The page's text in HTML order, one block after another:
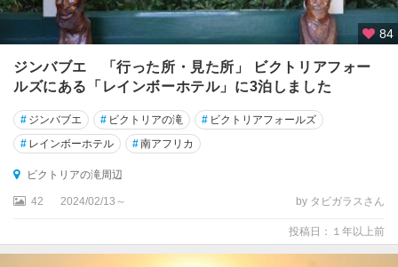
84
ジンバブエ 「行った所・見た所」 ビクトリアフォー
ルズにある「レインボーホテル」に3泊しました
# ジンバブエ # ビクトリアの滝 # ビクトリアフォールズ
# レインボーホテル #南アフリカ
ビクトリアの滝周辺
42 2024/02/13～ by タビガラスさん
投稿日：１年以上前